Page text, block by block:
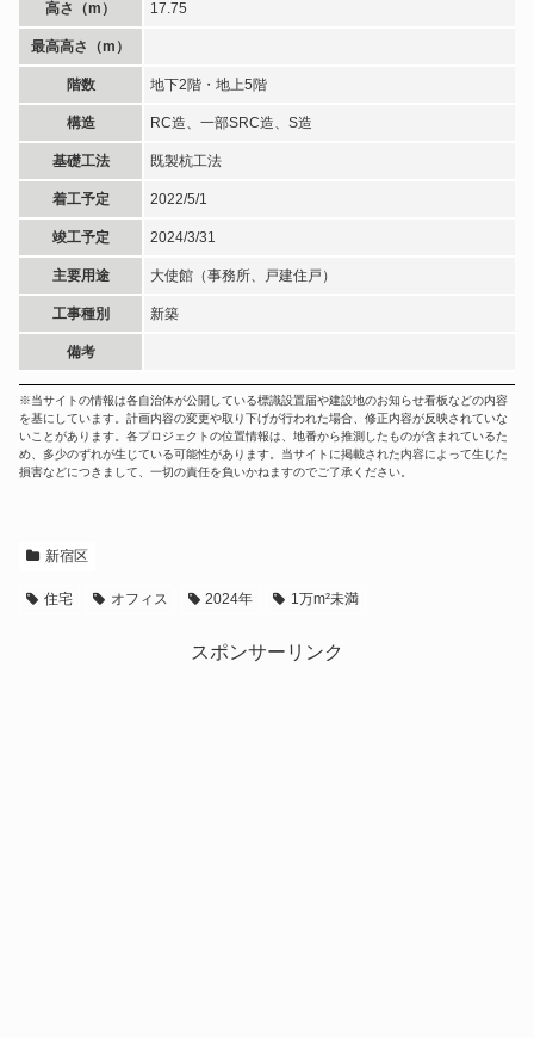
高さ（m） 17.75
最高高さ（m）
階数 地下2階・地上5階
構造 RC造、一部SRC造、S造
基礎工法 既製杭工法
着工予定 2022/5/1
竣工予定 2024/3/31
主要用途 大使館（事務所、戸建住戸）
工事種別 新築
備考
※当サイトの情報は各自治体が公開している標識設置届や建設地のお知らせ看板などの内容
を基にしています。計画内容の変更や取り下げが行われた場合、修正内容が反映されていな
いことがあります。各プロジェクトの位置情報は、地番から推測したものが含まれているた
め、多少のずれが生じている可能性があります。当サイトに掲載された内容によって生じた
損害などにつきまして、一切の責任を負いかねますのでご了承ください。
新宿区
住宅 オフィス 2024年 1万m²未満
スポンサーリンク